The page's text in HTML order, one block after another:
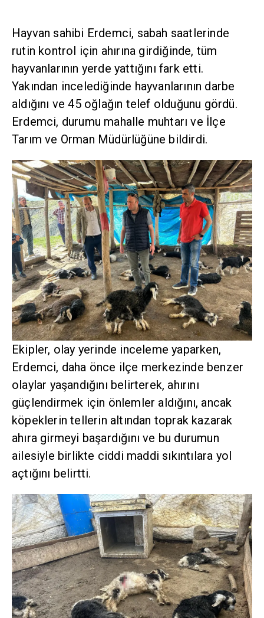
Hayvan sahibi Erdemci, sabah saatlerinde
rutin kontrol için ahırına girdiğinde, tüm
hayvanlarının yerde yattığını fark etti.
Yakından incelediğinde hayvanlarının darbe
aldığını ve 45 oğlağın telef olduğunu gördü.
Erdemci, durumu mahalle muhtarı ve İlçe
Tarım ve Orman Müdürlüğüne bildirdi.
Ekipler, olay yerinde inceleme yaparken,
Erdemci, daha önce ilçe merkezinde benzer
olaylar yaşandığını belirterek, ahırını
güçlendirmek için önlemler aldığını, ancak
köpeklerin tellerin altından toprak kazarak
ahıra girmeyi başardığını ve bu durumun
ailesiyle birlikte ciddi maddi sıkıntılara yol
açtığını belirtti.